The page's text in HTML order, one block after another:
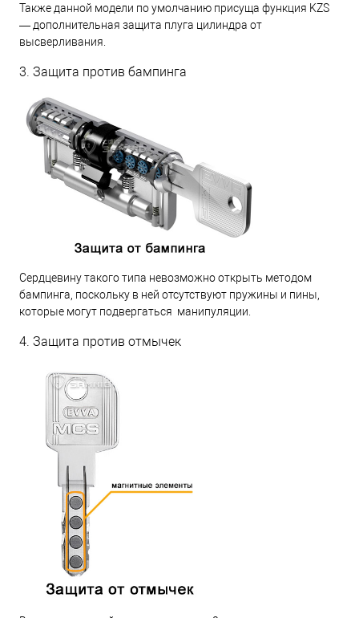
Также данной модели по умолчанию присуща функция KZS
— дополнительная защита плуга цилиндра от
высверливания.
3. Защита против бампинга
Сердцевину такого типа невозможно открыть методом
бампинга, поскольку в ней отсутствуют пружины и пины,
которые могут подвергаться манипуляции.
4. Защита против отмычек